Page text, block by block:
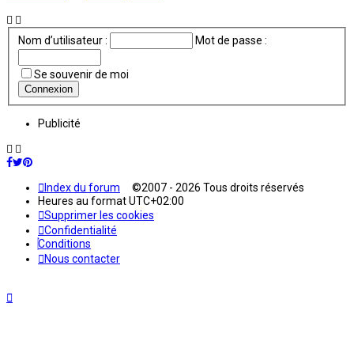
Nom d’utilisateur : Mot de passe :
Se souvenir de moi
Publicité
Index du forum ©2007 - 2026 Tous droits réservés
Heures au formatUTC+02:00
Supprimer les cookies
Confidentialité
Conditions
Nous contacter